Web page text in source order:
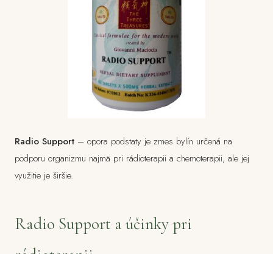
Radio Support – opora podstaty je zmes bylín určená na
podporu organizmu najmä pri rádioterapii a chemoterapii, ale jej
využitie je širšie.
Radio Support a účinky pri